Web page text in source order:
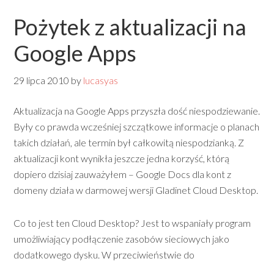
Pożytek z aktualizacji na
Google Apps
29 lipca 2010 by lucasyas
Aktualizacja na Google Apps przyszła dość niespodziewanie.
Były co prawda wcześniej szczątkowe informacje o planach
takich działań, ale termin był całkowitą niespodzianką. Z
aktualizacji kont wynikła jeszcze jedna korzyść, którą
dopiero dzisiaj zauważyłem – Google Docs dla kont z
domeny działa w darmowej wersji Gladinet Cloud Desktop.
Co to jest ten Cloud Desktop? Jest to wspaniały program
umożliwiający podłączenie zasobów sieciowych jako
dodatkowego dysku. W przeciwieństwie do